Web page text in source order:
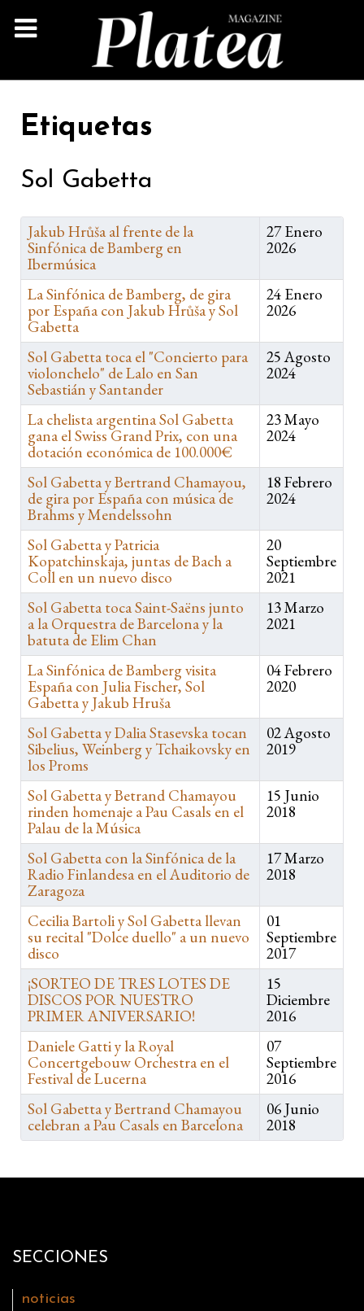
Etiquetas
Sol Gabetta
Jakub Hrůša al frente de la
Sinfónica de Bamberg en
Ibermúsica
27 Enero
2026
La Sinfónica de Bamberg, de gira
por España con Jakub Hrůša y Sol
Gabetta
24 Enero
2026
Sol Gabetta toca el "Concierto para
violonchelo" de Lalo en San
Sebastián y Santander
25 Agosto
2024
La chelista argentina Sol Gabetta
gana el Swiss Grand Prix, con una
dotación económica de 100.000€
23 Mayo
2024
Sol Gabetta y Bertrand Chamayou,
de gira por España con música de
Brahms y Mendelssohn
18 Febrero
2024
Sol Gabetta y Patricia
Kopatchinskaja, juntas de Bach a
Coll en un nuevo disco
20
Septiembre
2021
Sol Gabetta toca Saint-Saëns junto
a la Orquestra de Barcelona y la
batuta de Elim Chan
13 Marzo
2021
La Sinfónica de Bamberg visita
España con Julia Fischer, Sol
Gabetta y Jakub Hruša
04 Febrero
2020
Sol Gabetta y Dalia Stasevska tocan
Sibelius, Weinberg y Tchaikovsky en
los Proms
02 Agosto
2019
Sol Gabetta y Betrand Chamayou
rinden homenaje a Pau Casals en el
Palau de la Música
15 Junio
2018
Sol Gabetta con la Sinfónica de la
Radio Finlandesa en el Auditorio de
Zaragoza
17 Marzo
2018
Cecilia Bartoli y Sol Gabetta llevan
su recital "Dolce duello" a un nuevo
disco
01
Septiembre
2017
¡SORTEO DE TRES LOTES DE
DISCOS POR NUESTRO
PRIMER ANIVERSARIO!
15
Diciembre
2016
Daniele Gatti y la Royal
Concertgebouw Orchestra en el
Festival de Lucerna
07
Septiembre
2016
Sol Gabetta y Bertrand Chamayou
celebran a Pau Casals en Barcelona
06 Junio
2018
SECCIONES
noticias